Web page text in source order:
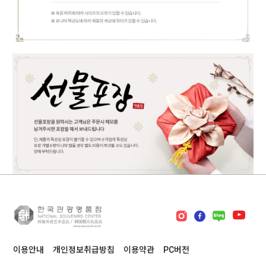
이용안내 개인정보취급방침 이용약관 PC버전